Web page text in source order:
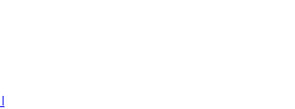
132A8 TL jest oponą rolniczą o konstrukcji